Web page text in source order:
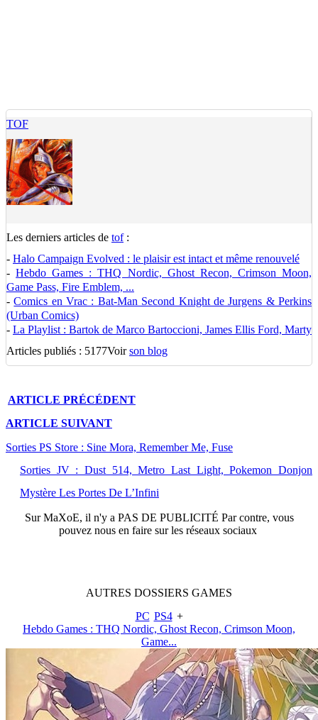
TOF
Les derniers articles de tof:
- Halo Campaign Evolved : le plaisir est intact et même renouvelé
-Hebdo Games : THQ Nordic, Ghost Recon, Crimson Moon,
Game Pass, Fire Emblem, ...
-Comics en Vrac : Bat-Man Second Knight de Jurgens & Perkins
(Urban Comics)
- La Playlist : Bartok de Marco Bartoccioni, James Ellis Ford, Marty
Articles publiés : 5177Voirson blog
ARTICLE PRÉCÉDENT
ARTICLE SUIVANT
Sorties PS Store : Sine Mora, Remember Me, Fuse
Sorties JV : Dust 514, Metro Last Light, Pokemon Donjon
Mystère Les Portes De L’Infini
SurMaXoE, il n'y a PAS DE PUBLICITÉ Par contre, vous
pouvez nous en faire sur les réseaux sociaux
AUTRES DOSSIERS GAMES
PC PS4 +
Hebdo Games : THQ Nordic, Ghost Recon, Crimson Moon,
Game...